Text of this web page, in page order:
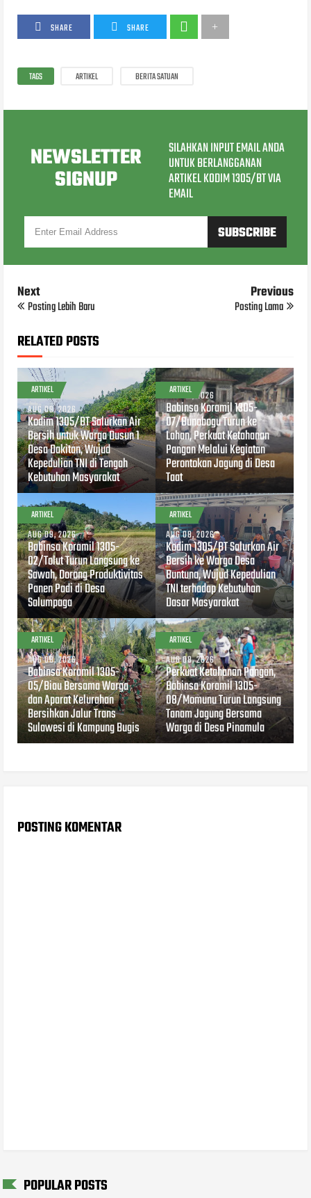
SHARE SHARE
TAGS ARTIKEL BERITA SATUAN
NEWSLETTER
SIGNUP
SILAHKAN INPUT EMAIL ANDA
UNTUK BERLANGGANAN
ARTIKEL KODIM 1305/BT VIA
EMAIL
Next
Posting Lebih Baru
Previous
Posting Lama
RELATED POSTS
ARTIKEL
AUG 09, 2026
Kodim 1305/BT Salurkan Air
Bersih untuk Warga Dusun 1
Desa Dakitan, Wujud
Kepedulian TNI di Tengah
Kebutuhan Masyarakat
ARTIKEL
AUG 09, 2026
Babinsa Koramil 1305-
07/Bunobogu Turun ke
Lahan, Perkuat Ketahanan
Pangan Melalui Kegiatan
Perontokan Jagung di Desa
Taat
ARTIKEL
AUG 09, 2026
Babinsa Koramil 1305-
02/Tolut Turun Langsung ke
Sawah, Dorong Produktivitas
Panen Padi di Desa
Salumpaga
ARTIKEL
AUG 08, 2026
Kodim 1305/BT Salurkan Air
Bersih ke Warga Desa
Buntuna, Wujud Kepedulian
TNI terhadap Kebutuhan
Dasar Masyarakat
ARTIKEL
AUG 08, 2026
Babinsa Koramil 1305-
05/Biau Bersama Warga
dan Aparat Kelurahan
Bersihkan Jalur Trans
Sulawesi di Kampung Bugis
ARTIKEL
AUG 08, 2026
Perkuat Ketahanan Pangan,
Babinsa Koramil 1305-
08/Momunu Turun Langsung
Tanam Jagung Bersama
Warga di Desa Pinamula
POSTING KOMENTAR
POPULAR POSTS